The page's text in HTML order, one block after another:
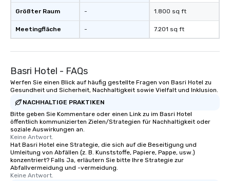
Größter Raum
Meetingfläche
-
-
1.800 sq ft
7.201 sq ft
Basri Hotel - FAQs
Werfen Sie einen Blick auf häufig gestellte Fragen von Basri Hotel zu
Gesundheit und Sicherheit, Nachhaltigkeit sowie Vielfalt und Inklusion.
NACHHALTIGE PRAKTIKEN
Bitte geben Sie Kommentare oder einen Link zu im Basri Hotel
öffentlich kommunizierten Zielen/Strategien für Nachhaltigkeit oder
soziale Auswirkungen an.
Keine Antwort.
Hat Basri Hotel eine Strategie, die sich auf die Beseitigung und
Umleitung von Abfällen (z. B. Kunststoffe, Papiere, Pappe, usw.)
konzentriert? Falls Ja, erläutern Sie bitte Ihre Strategie zur
Abfallvermeidung und -vermeidung.
Keine Antwort.